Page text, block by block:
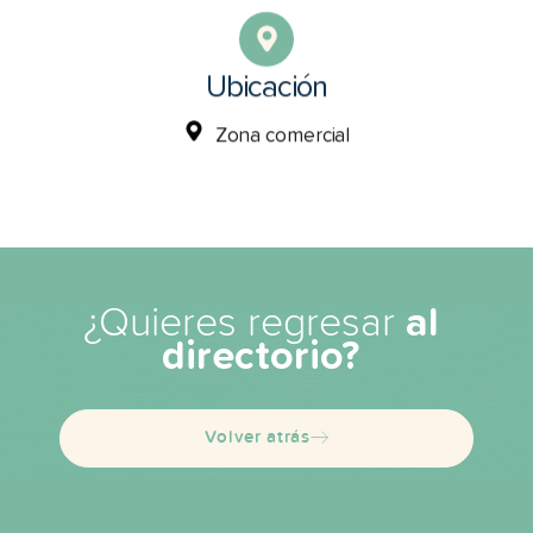
Ubicación
Zona comercial
¿Quieres regresar al
directorio?
Volver atrás